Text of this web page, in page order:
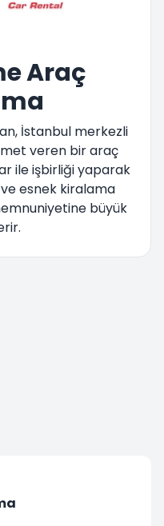
Araç
İstanbul merkezli
veren bir araç
ile işbirliği yaparak
esnek kiralama
büyük